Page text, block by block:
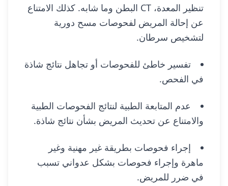
تنظير المعدة، CT البطن وما شابه. كذلك الامتناع
عن إحالة المريض لفحوصات مسح دورية
لتشخيص سرطان.
تفسير خاطئ للفحوصات أو تجاهل نتائج شاذة
في الفحص.
عدم المتابعة الطبية لنتائج الفحوصات الطبية
والامتناع عن تحديث المريض بشأن نتائج شاذة.
إجراء فحوصات بطريقة غير مهنية وغير
ماهرة وإجراء فحوصات بشكل عدواني تسبب
في ضرر للمريض.